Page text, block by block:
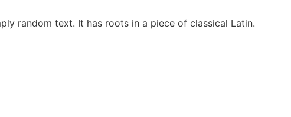
random text. It has roots in a piece of classical Latin.